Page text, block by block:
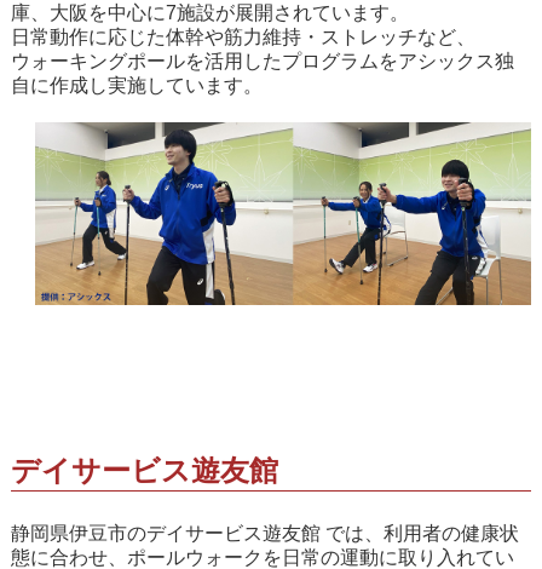
庫、大阪を中心に7施設が展開されています。
日常動作に応じた体幹や筋力維持・ストレッチなど、
ウォーキングポールを活用したプログラムをアシックス独
自に作成し実施しています。
デイサービス遊友館
静岡県伊豆市のデイサービス遊友館 では、利用者の健康状
態に合わせ、ポールウォークを日常の運動に取り入れてい